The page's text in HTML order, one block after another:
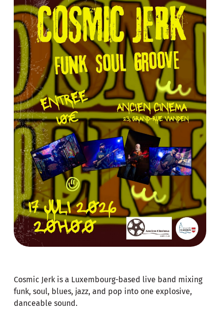
Cosmic Jerk is a Luxembourg-based live band mixing
funk, soul, blues, jazz, and pop into one explosive,
danceable sound.